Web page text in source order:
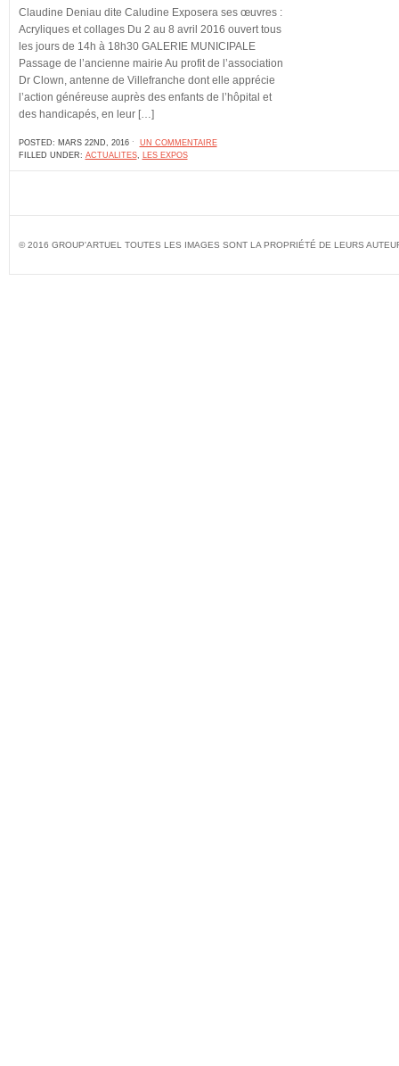
Claudine Deniau dite Caludine Exposera ses œuvres :
Acryliques et collages Du 2 au 8 avril 2016 ouvert tous
les jours de 14h à 18h30 GALERIE MUNICIPALE
Passage de l’ancienne mairie Au profit de l’association
Dr Clown, antenne de Villefranche dont elle apprécie
l’action généreuse auprès des enfants de l’hôpital et
des handicapés, en leur […]
POSTED: MARS 22ND, 2016 ˑ UN COMMENTAIRE
FILLED UNDER: ACTUALITES, LES EXPOS
© 2016 GROUP'ARTUEL TOUTES LES IMAGES SONT LA PROPRIÉTÉ DE LEURS